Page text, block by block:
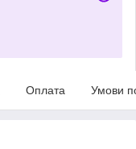
Оплата Умови